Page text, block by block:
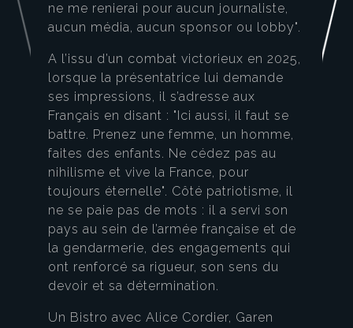
ne me renierai pour aucun journaliste,
aucun média, aucun sponsor ou lobby".
A l’issu d’un combat victorieux en 2025,
lorsque la présentatrice lui demande
ses impressions, il s’adresse aux
Français en disant : "Ici aussi, il faut se
battre. Prenez une femme, un homme,
faites des enfants. Ne cédez pas au
nihilisme et vive la France, pour
toujours éternelle". Côté patriotisme, il
ne se paie pas de mots : il a servi son
pays au sein de l’armée française et de
la gendarmerie, des engagements qui
ont renforcé sa rigueur, son sens du
devoir et sa détermination.
Un Bistro avec Alice Cordier, Garen